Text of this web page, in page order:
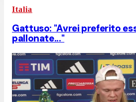
Italia
Gattuso: "Avrei preferito
pallonate..."